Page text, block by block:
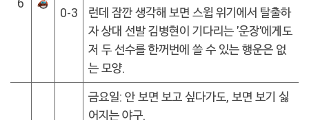
0-3
런데 잠깐 생각해 보면 스윕 위기에서 탈출하
자 상대 선발 김병현이 기다리는 '운장'에게도
저 두 선수를 한꺼번에 쓸 수 있는 행운은 없
는 모양.
금요일: 안 보면 보고 싶다가도, 보면 보기 싫
어지는 야구.